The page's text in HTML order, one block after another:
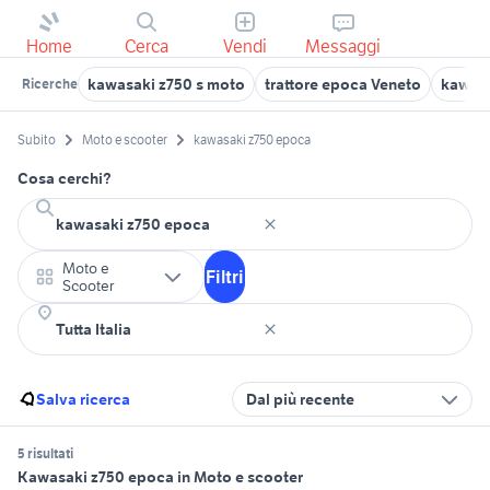
Home Cerca Vendi Messaggi
Ricerche kawasaki z750 s moto trattore epoca Veneto
Subito Moto e scooter kawasaki z750 epoca
Cosa cerchi?
Moto e
Scooter
Filtri
Salva ricerca Dal più recente
5 risultati
Kawasaki z750 epoca in Moto e scooter